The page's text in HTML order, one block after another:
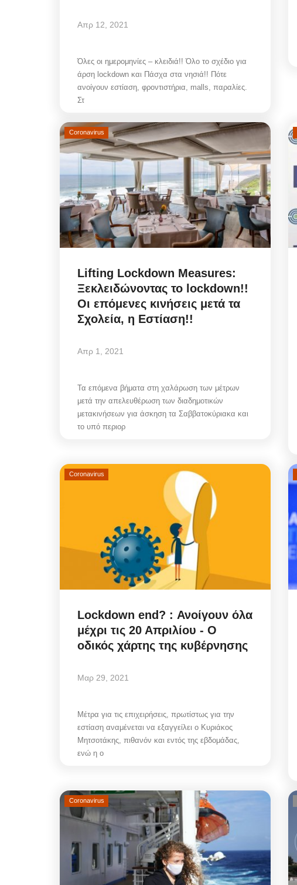
Απρ 12, 2021
Όλες οι ημερομηνίες – κλειδιά!! Όλο το σχέδιο για
άρση lockdown και Πάσχα στα νησιά!! Πότε
ανοίγουν εστίαση, φροντιστήρια, malls, παραλίες.
Στ
Coronavirus
Lifting Lockdown Measures:
Ξεκλειδώνοντας το lockdown!!
Οι επόμενες κινήσεις μετά τα
Σχολεία, η Εστίαση!!
Απρ 1, 2021
Τα επόμενα βήματα στη χαλάρωση των μέτρων
μετά την απελευθέρωση των διαδημοτικών
μετακινήσεων για άσκηση τα Σαββατοκύριακα και
το υπό περιορ
Coronavirus
Lockdown end? : Ανοίγουν όλα
μέχρι τις 20 Απριλίου - Ο
οδικός χάρτης της κυβέρνησης
Μαρ 29, 2021
Μέτρα για τις επιχειρήσεις, πρωτίστως για την
εστίαση αναμένεται να εξαγγείλει ο Κυριάκος
Μητσοτάκης, πιθανόν και εντός της εβδομάδας,
ενώ η ο
Coronavirus
Mykonos Δ.Ε.Υ.Α. Μυκόνου